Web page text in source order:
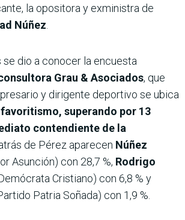
la opositora y exministra de
Núñez
se dio a conocer la encuesta
Grau & Asociados, que
y dirigente deportivo se ubica
favoritismo, superando por 13
contendiente de la
de Pérez aparecen Núñez
Asunción) con 28,7 %, Rodrigo
Cristiano) con 6,8 % y
Patria Soñada) con 1,9 %.